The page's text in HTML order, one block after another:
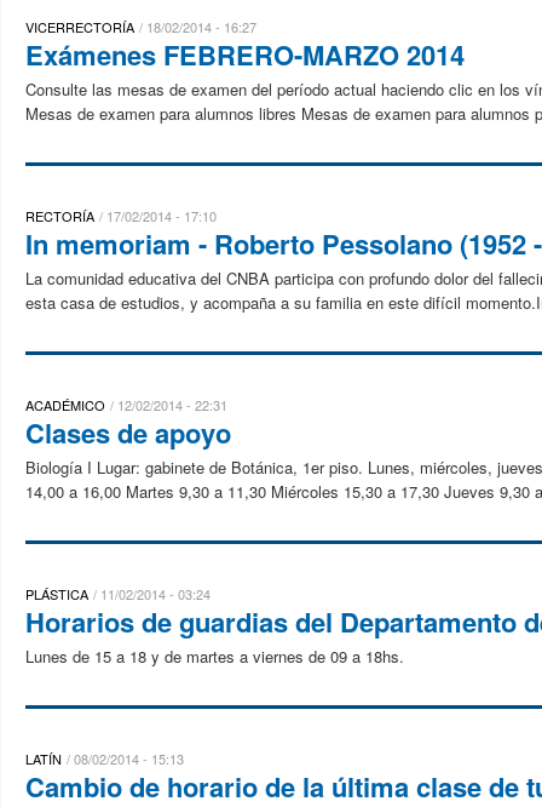
VICERRECTORÍA 18/02/2014 - 16:27
Exámenes FEBRERO-MARZO 2014
Consulte las mesas de examen del período actual haciendo clic en los
Mesas de examen para alumnos libres Mesas de examen para
RECTORÍA 17/02/2014 - 17:10
In memoriam - Roberto Pessolano (1952
La comunidad educativa del CNBA participa con profundo dolor del
esta casa de estudios, y acompaña a su familia en este difícil
ACADÉMICO 12/02/2014 - 22:31
Clases de apoyo
Biología I Lugar: gabinete de Botánica, 1er piso. Lunes, miércoles,
14,00 a 16,00 Martes 9,30 a 11,30 Miércoles 15,30 a 17,30 Jueves 9,30
PLÁSTICA 11/02/2014 - 03:24
Horarios de guardias del Departamento
Lunes de 15 a 18 y de martes a viernes de 09 a 18hs.
LATÍN 08/02/2014 - 15:13
Cambio de horario de la última clase de